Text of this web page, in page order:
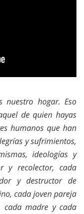
nuestro hogar. Eso
de quien hayas
humanos que han
y sufrimientos,
ideologías y
y recolector, cada
y destructor de
cada joven pareja
cada madre y cada